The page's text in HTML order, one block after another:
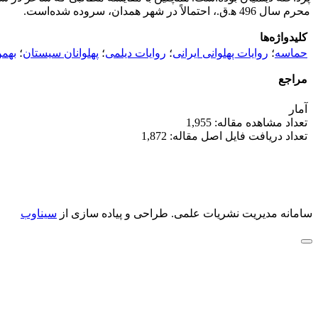
محرم سال 496 ﻫ.ق.، احتمالاً در شهر همدان، سروده شده‌است.
کلیدواژه‌ها
حماسه؛ روایات پهلوانی ایرانی؛ روایات دیلمی؛ پهلوانان سیستان؛
مراجع
آمار
تعداد مشاهده مقاله: 1,955
تعداد دریافت فایل اصل مقاله: 1,872
سامانه مدیریت نشریات علمی. طراحی و پیاده سازی از سیناوب